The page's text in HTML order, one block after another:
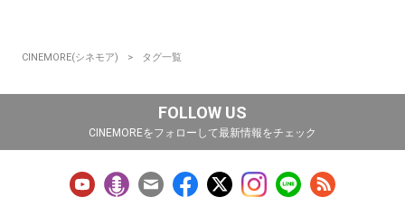
CINEMORE(シネモア) タグ一覧
FOLLOW US
CINEMOREをフォローして最新情報をチェック